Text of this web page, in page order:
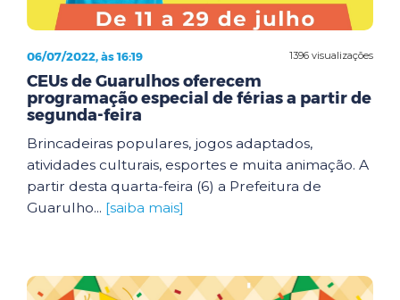
1396 visualizações
06/07/2022, às 16:19
CEUs de Guarulhos oferecem
programação especial de férias a partir de
segunda-feira
Brincadeiras populares, jogos adaptados,
atividades culturais, esportes e muita animação. A
partir desta quarta-feira (6) a Prefeitura de
Guarulho... [saiba mais]